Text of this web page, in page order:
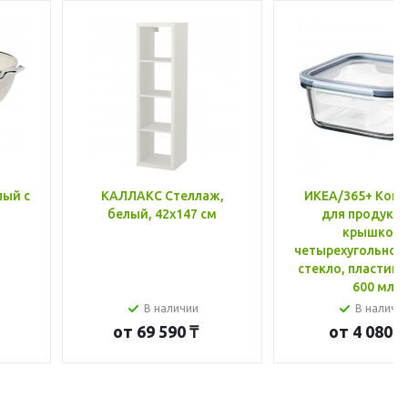
с
КАЛЛАКС Стеллаж,
белый, 42x147 см
В наличии
от 69 590 ₸
ИКЕА/365+
для
крышкой,
стекло, пластик
600 мл
В
от 4 080 ₸